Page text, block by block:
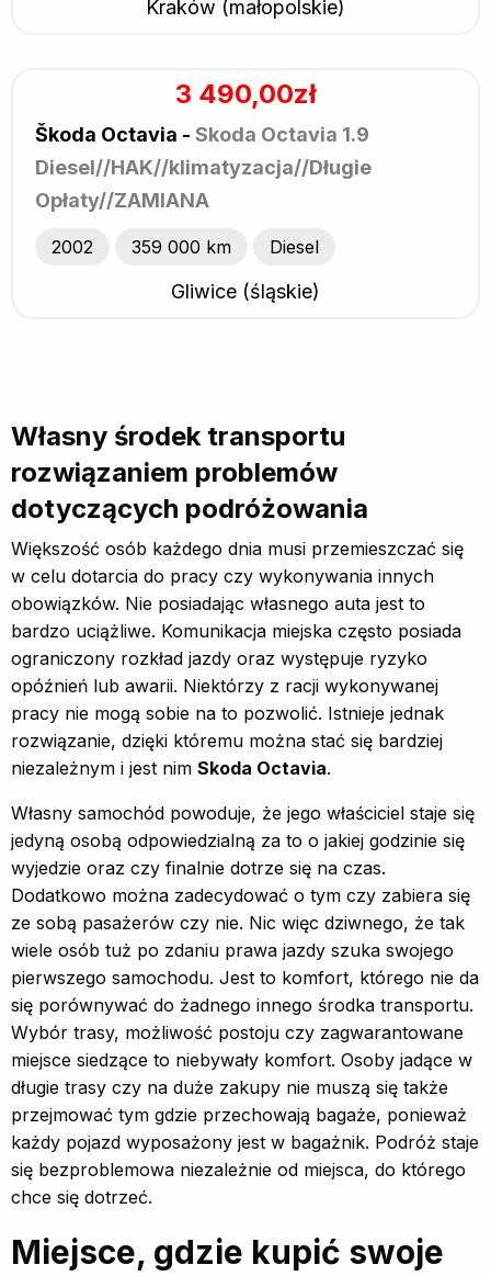
Kraków (małopolskie)
3 490,00zł
Škoda Octavia - Skoda Octavia 1.9
Diesel//HAK//klimatyzacja//Długie
Opłaty//ZAMIANA
2002 359 000 km Diesel
Gliwice (śląskie)
Własny środek transportu
rozwiązaniem problemów
dotyczących podróżowania
Większość osób każdego dnia musi przemieszczać się
w celu dotarcia do pracy czy wykonywania innych
obowiązków. Nie posiadając własnego auta jest to
bardzo uciążliwe. Komunikacja miejska często posiada
ograniczony rozkład jazdy oraz występuje ryzyko
opóźnień lub awarii. Niektórzy z racji wykonywanej
pracy nie mogą sobie na to pozwolić. Istnieje jednak
rozwiązanie, dzięki któremu można stać się bardziej
niezależnym i jest nim Skoda Octavia.
Własny samochód powoduje, że jego właściciel staje się
jedyną osobą odpowiedzialną za to o jakiej godzinie się
wyjedzie oraz czy finalnie dotrze się na czas.
Dodatkowo można zadecydować o tym czy zabiera się
ze sobą pasażerów czy nie. Nic więc dziwnego, że tak
wiele osób tuż po zdaniu prawa jazdy szuka swojego
pierwszego samochodu. Jest to komfort, którego nie da
się porównywać do żadnego innego środka transportu.
Wybór trasy, możliwość postoju czy zagwarantowane
miejsce siedzące to niebywały komfort. Osoby jadące w
długie trasy czy na duże zakupy nie muszą się także
przejmować tym gdzie przechowają bagaże, ponieważ
każdy pojazd wyposażony jest w bagażnik. Podróż staje
się bezproblemowa niezależnie od miejsca, do którego
chce się dotrzeć.
Miejsce, gdzie kupić swoje